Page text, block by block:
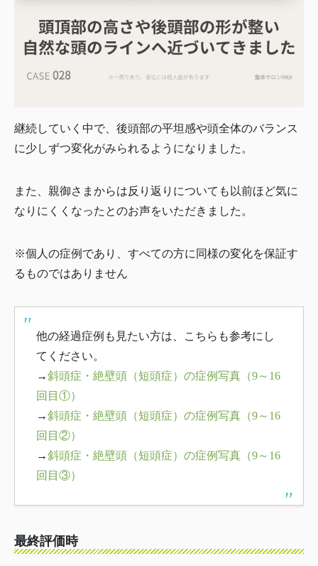
継続していく中で、後頭部の平坦感や頭全体のバランス
に少しずつ変化がみられるようになりました。
また、親御さまからは反り返りについても以前ほど気に
なりにくくなったとのお声をいただきました。
※個人の症例であり、すべての方に同様の変化を保証す
るものではありません
他の経過症例も見たい方は、こちらも参考にし
てください。
→斜頭症・絶壁頭（短頭症）の症例写真（9～16
回目①）
→斜頭症・絶壁頭（短頭症）の症例写真（9～16
回目②）
→斜頭症・絶壁頭（短頭症）の症例写真（9～16
回目③）
最終評価時